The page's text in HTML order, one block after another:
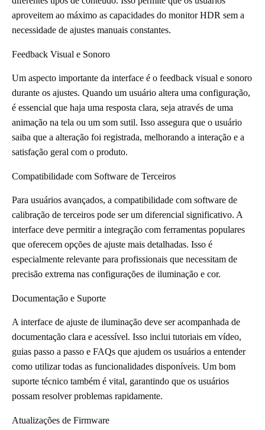
aproveitem ao máximo as capacidades do monitor HDR sem a
necessidade de ajustes manuais constantes.
Feedback Visual e Sonoro
Um aspecto importante da interface é o feedback visual e sonoro
durante os ajustes. Quando um usuário altera uma configuração,
é essencial que haja uma resposta clara, seja através de uma
animação na tela ou um som sutil. Isso assegura que o usuário
saiba que a alteração foi registrada, melhorando a interação e a
satisfação geral com o produto.
Compatibilidade com Software de Terceiros
Para usuários avançados, a compatibilidade com software de
calibração de terceiros pode ser um diferencial significativo. A
interface deve permitir a integração com ferramentas populares
que oferecem opções de ajuste mais detalhadas. Isso é
especialmente relevante para profissionais que necessitam de
precisão extrema nas configurações de iluminação e cor.
Documentação e Suporte
A interface de ajuste de iluminação deve ser acompanhada de
documentação clara e acessível. Isso inclui tutoriais em vídeo,
guias passo a passo e FAQs que ajudem os usuários a entender
como utilizar todas as funcionalidades disponíveis. Um bom
suporte técnico também é vital, garantindo que os usuários
possam resolver problemas rapidamente.
Atualizações de Firmware